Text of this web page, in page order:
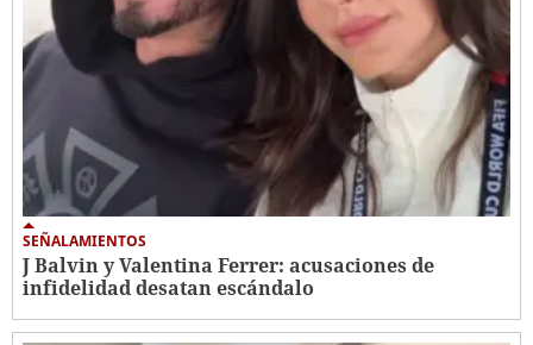
SEÑALAMIENTOS
J Balvin y Valentina Ferrer: acusaciones de
infidelidad desatan escándalo